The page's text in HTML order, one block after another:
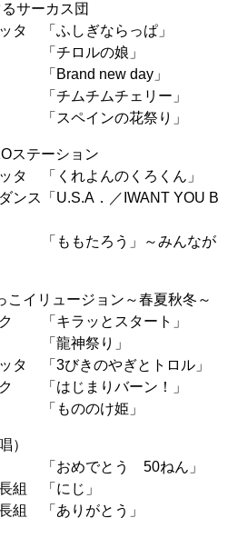
サーカス団
ふしぎならっぱ」
ロルの娘」
new day」
ムチムチェリー」
ペインの花祭り」
テーション
くれよんのくろくん」
「U.S.A．／IWANT YOU B
たろう」～みんなが
イリュージョン～春夏秋冬～
キラッとスタート」
龍神祭り」
3びきのやぎとトロル」
はじまりバーン！」
ののけ姫」
）
めでとう 50ねん」
「にじ」
「ありがとう」